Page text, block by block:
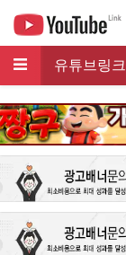
메뉴 유튜브링크